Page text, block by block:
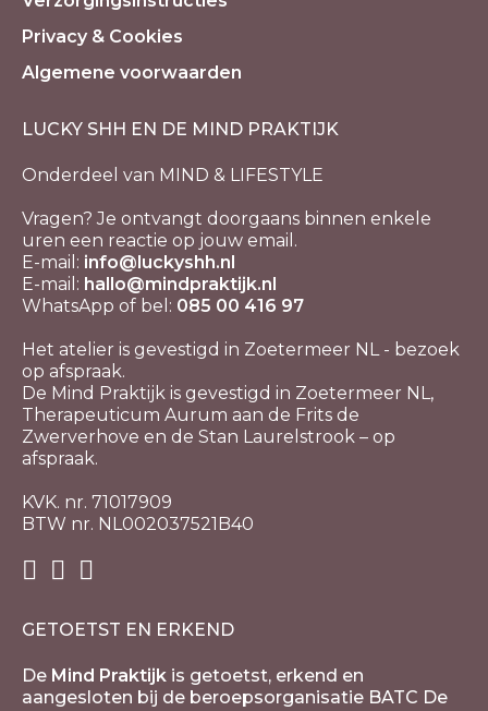
Privacy & Cookies
Algemene voorwaarden
LUCKY SHH EN DE MIND PRAKTIJK
Onderdeel van MIND & LIFESTYLE
Vragen? Je ontvangt doorgaans binnen enkele
uren een reactie op jouw email.
E-mail: info@luckyshh.nl
E-mail: hallo@mindpraktijk.nl
WhatsApp of bel: 085 00 416 97
Het atelier is gevestigd in Zoetermeer NL - bezoek
op afspraak.
De Mind Praktijk is gevestigd in Zoetermeer NL,
Therapeuticum Aurum aan de Frits de
Zwerverhove en de Stan Laurelstrook – op
afspraak.
KVK. nr. 71017909
BTW nr. NL002037521B40
GETOETST EN ERKEND
De Mind Praktijk is getoetst, erkend en
aangesloten bij de beroepsorganisatie BATC De